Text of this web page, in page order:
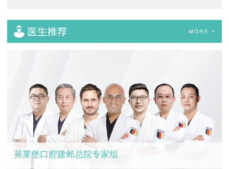
茀莱堡口腔建邺总院专家组